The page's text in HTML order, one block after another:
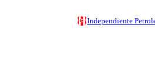
Independiente